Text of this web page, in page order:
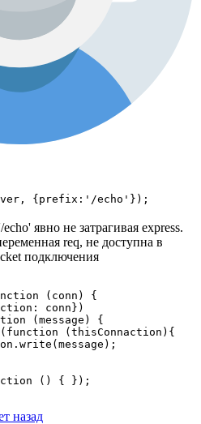
{prefix:'/echo'});
явно не затрагивая express.
req, не доступна в
подключения
(conn) {
conn})
(message) {
(thisConnaction){
() { });
назад